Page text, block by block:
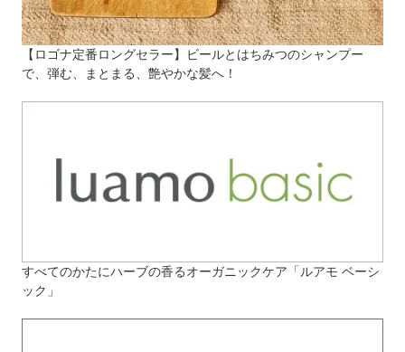
【ロゴナ定番ロングセラー】ビールとはちみつのシャンプー
で、弾む、まとまる、艶やかな髪へ！
すべてのかたにハーブの香るオーガニックケア「ルアモ ベーシ
ック」